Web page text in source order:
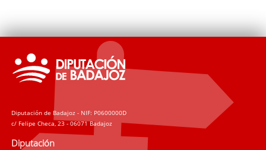
Diputación de Badajoz - NIF: P0600000D
c/ Felipe Checa, 23 - 06071 Badajoz
Diputación